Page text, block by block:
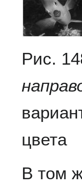
Рис.
цвета
В том